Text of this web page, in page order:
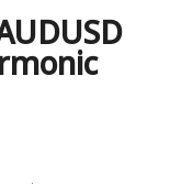
ฟรีซิกแนล รายวัน
พันธบัตร